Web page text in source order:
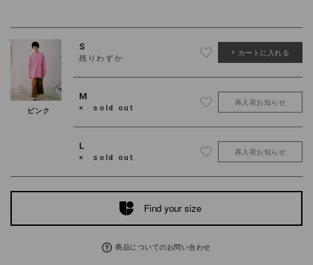
ピンク
S
残りわずか
カートに入れる
M
× sold out
再入荷お知らせ
L
× sold out
再入荷お知らせ
Find your size
商品についてのお問い合わせ